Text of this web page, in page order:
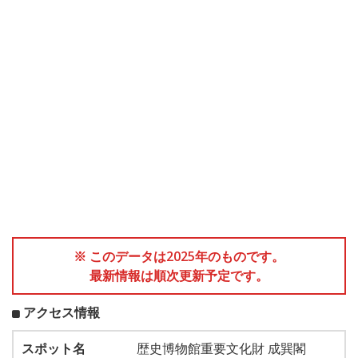
※ このデータは2025年のものです。
最新情報は順次更新予定です。
アクセス情報
スポット名
歴史博物館重要文化財 成巽閣